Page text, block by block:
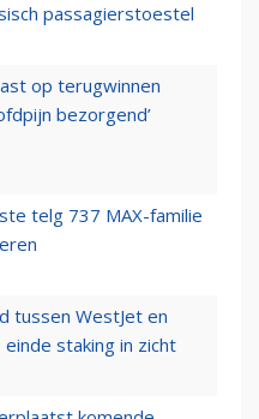
passagierstoestel
op terugwinnen
bezorgend’
telg 737 MAX-familie
tussen WestJet en
staking in zicht